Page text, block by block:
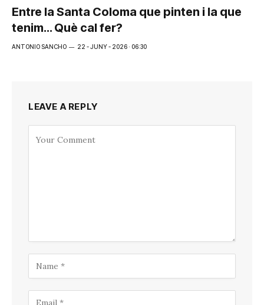
Entre la Santa Coloma que pinten i la que
tenim… Què cal fer?
ANTONIO SANCHO 22 - JUNY - 2026 · 06:30
LEAVE A REPLY